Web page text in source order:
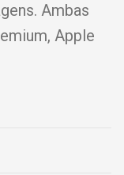
Ambas
Apple